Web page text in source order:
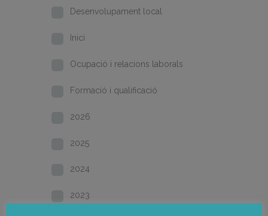
Desenvolupament local
Inici
Ocupació i relacions laborals
Formació i qualificació
2026
2025
2024
2023